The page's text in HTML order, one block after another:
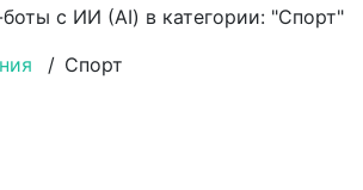
с ИИ (AI) в категории: "Спорт"
/ Спорт